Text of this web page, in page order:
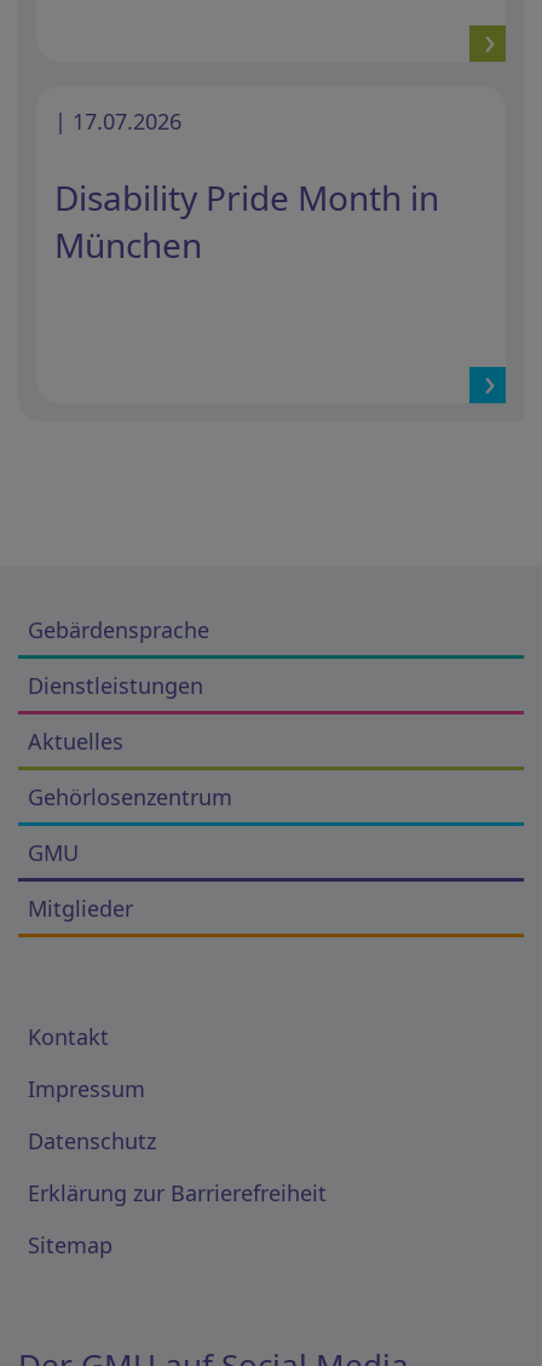
| 17.07.2026
Disability Pride Month in
München
Gebärdensprache
Dienstleistungen
Aktuelles
Gehörlosenzentrum
GMU
Mitglieder
Kontakt
Impressum
Datenschutz
Erklärung zur Barrierefreiheit
Sitemap